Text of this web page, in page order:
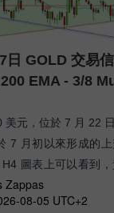
日 GOLD 交易
EMA - 3/8
美元，位於 7 月 22
7 月初以來形成的
圖表上可以看到
200 期移動平均線上
持續走高，並有機會
Zappas
08-05 UTC+2